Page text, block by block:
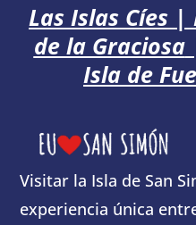
Las Islas Cíes |
de la Graciosa
Isla de
Visitar la Isla de San
experiencia única